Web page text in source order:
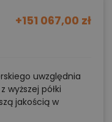
+151 067,00 zł
uwzględnia
wyższej półki
jakością w